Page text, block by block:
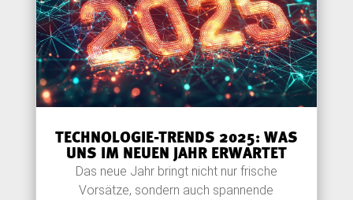
TECHNOLOGIE-TRENDS 2025: WAS
UNS IM NEUEN JAHR ERWARTET
Das neue Jahr bringt nicht nur frische
Vorsätze, sondern auch spannende